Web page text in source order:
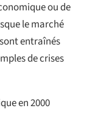
ou de
le marché
entraînés
de crises
en 2000